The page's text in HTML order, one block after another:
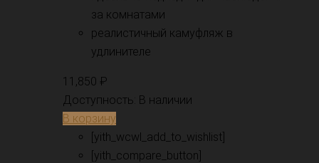
за комнатами
реалистичный камуфляж в
удлинителе
11,850 ₽
Доступность: В наличии
В корзину
[yith_wcwl_add_to_wishlist]
[yith_compare_button]